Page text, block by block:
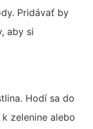
Pridávať by
aby si
Hodí sa do
zelenine alebo